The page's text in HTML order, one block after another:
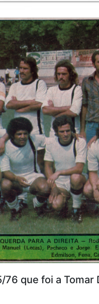
76 que foi a Tomar